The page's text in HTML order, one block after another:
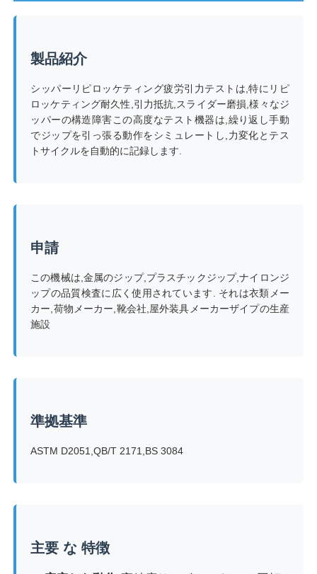
企業情報
会社案内
見積依頼
製品紹介
シッパーリピロッケティング疲労引力テストは,特にリピ
ロッケティング耐久性,引力抵抗,スライダー磨損,様々なジ
ッパーの構造障害この高度なテスト機器は,繰り返し手動
でジップを引っ張る動作をシミュレートし,力変化とテス
トサイクルを自動的に記録します.
申請
この機械は,金属のジップ,プラスチックジップ,ナイロンジ
ップの品質検査に広く使用されています. それは衣類メー
カー,荷物メーカー,靴会社,屋外装具メーカーザイプの生産
施設
準拠基準
ASTM D2051,QB/T 2171,BS 3084
主要 な 特徴